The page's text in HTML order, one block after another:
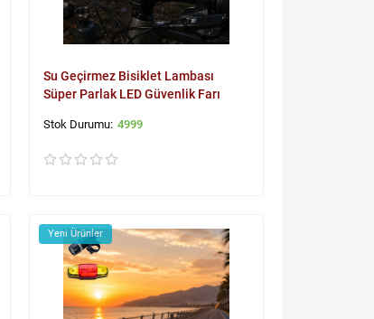
Su Geçirmez Bisiklet Lambası
Süper Parlak LED Güvenlik Farı
4999
Yeni Ürünler